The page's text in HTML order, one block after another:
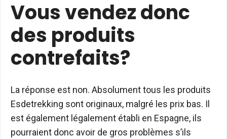
Vous vendez donc
des produits
contrefaits?
La réponse est non. Absolument tous les produits
Esdetrekking sont originaux, malgré les prix bas. Il
est également légalement établi en Espagne, ils
pourraient donc avoir de gros problèmes s’ils